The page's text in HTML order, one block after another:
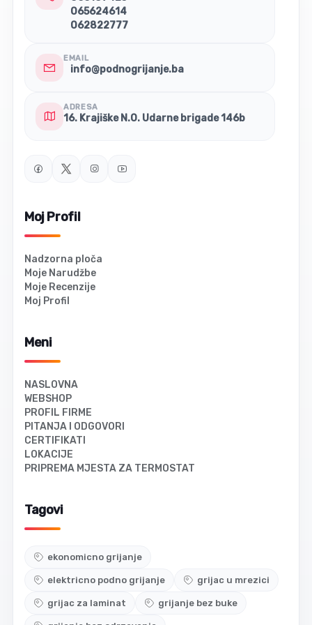
065624614
062822777
EMAIL
info@podnogrijanje.ba
ADRESA
16. Krajiške N.O. Udarne brigade 146b
Moj Profil
Nadzorna ploča
Moje Narudžbe
Moje Recenzije
Moj Profil
Meni
NASLOVNA
WEBSHOP
PROFIL FIRME
PITANJA I ODGOVORI
CERTIFIKATI
LOKACIJE
PRIPREMA MJESTA ZA TERMOSTAT
Tagovi
ekonomicno grijanje
elektricno podno grijanje grijac u mrezici
grijac za laminat grijanje bez buke